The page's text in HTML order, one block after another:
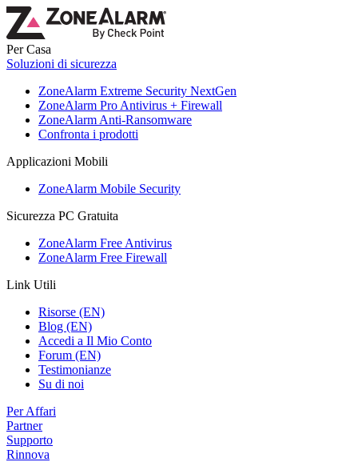
Per Casa
Soluzioni di sicurezza
ZoneAlarm Extreme Security NextGen
ZoneAlarm Pro Antivirus + Firewall
ZoneAlarm Anti-Ransomware
Confronta i prodotti
Applicazioni Mobili
ZoneAlarm Mobile Security
Sicurezza PC Gratuita
ZoneAlarm Free Antivirus
ZoneAlarm Free Firewall
Link Utili
Risorse (EN)
Blog (EN)
Accedi a Il Mio Conto
Forum (EN)
Testimonianze
Su di noi
Per Affari
Partner
Supporto
Rinnova